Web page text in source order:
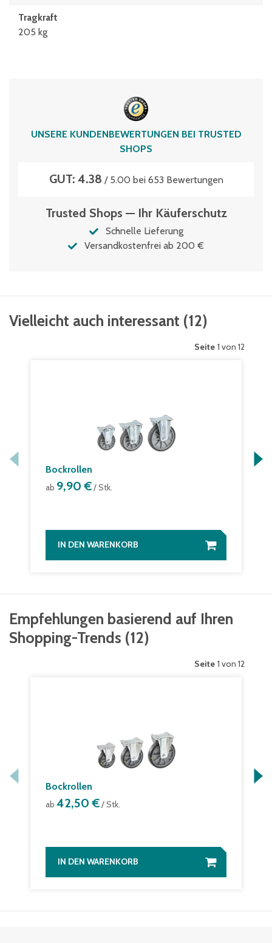
Tragkraft
205 kg
UNSERE KUNDENBEWERTUNGEN BEI TRUSTED
SHOPS
GUT: 4.38 / 5.00 bei 653 Bewertungen
Trusted Shops — Ihr Käuferschutz
Schnelle Lieferung
Versandkostenfrei ab 200 €
Vielleicht auch interessant (12)
Seite 1 von 12
Bockrollen
ab 9,90 €/ Stk.
IN DEN WARENKORB
Empfehlungen basierend auf Ihren
Shopping-Trends (12)
Seite 1 von 12
Bockrollen
ab 42,50 €/ Stk.
IN DEN WARENKORB